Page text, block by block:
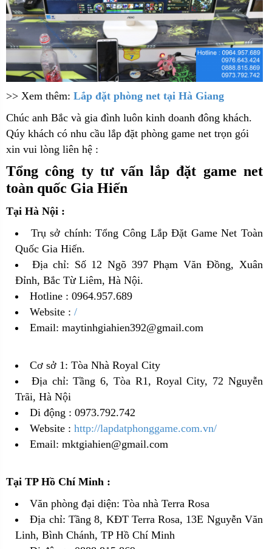
>> Xem thêm: Lắp đặt phòng net tại Hà Giang
Chúc anh Bắc và gia đình luôn kinh doanh đông khách.
Qúy khách có nhu cầu lắp đặt phòng game net trọn gói
xin vui lòng liên hệ :
Tổng công ty tư vấn lắp đặt game net
toàn quốc Gia Hiến
Tại Hà Nội :
Trụ sở chính: Tổng Công Lắp Đặt Game Net Toàn
Quốc Gia Hiến.
Địa chỉ: Số 12 Ngõ 397 Phạm Văn Đồng, Xuân
Đỉnh, Bắc Từ Liêm, Hà Nội.
Hotline : 0964.957.689
Website : /
Email: maytinhgiahien392@gmail.com
Cơ sở 1: Tòa Nhà Royal City
Địa chỉ: Tầng 6, Tòa R1, Royal City, 72 Nguyễn
Trãi, Hà Nội
Di động : 0973.792.742
Website : http://lapdatphonggame.com.vn/
Email: mktgiahien@gmail.com
Tại TP Hồ Chí Minh :
Văn phòng đại diện: Tòa nhà Terra Rosa
Địa chỉ: Tầng 8, KĐT Terra Rosa, 13E Nguyễn Văn
Linh, Bình Chánh, TP Hồ Chí Minh